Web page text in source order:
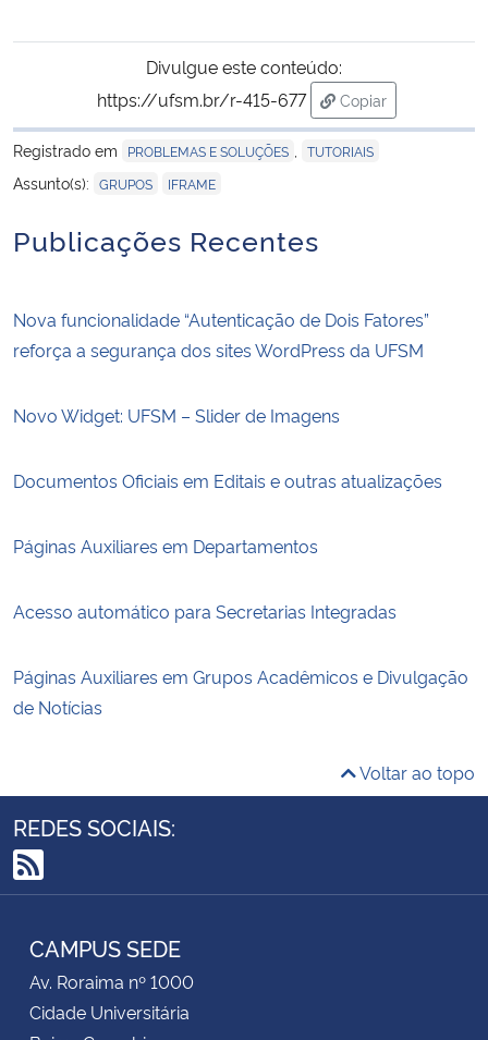
Divulgue este conteúdo:
https://ufsm.br/r-415-677
Copiar
para área de
Registrado em
PROBLEMAS E SOLUÇÕES TUTORIAIS
Assunto(s): GRUPOS IFRAME
Publicações Recentes
Nova funcionalidade “Autenticação de Dois Fatores”
reforça a segurança dos sites WordPress da UFSM
Novo Widget: UFSM – Slider de Imagens
Documentos Oficiais em Editais e outras atualizações
Páginas Auxiliares em Departamentos
Acesso automático para Secretarias Integradas
Páginas Auxiliares em Grupos Acadêmicos e Divulgação
de Notícias
Voltar ao topo
REDES SOCIAIS:
RSS
CAMPUS SEDE
Av. Roraima nº 1000
Cidade Universitária